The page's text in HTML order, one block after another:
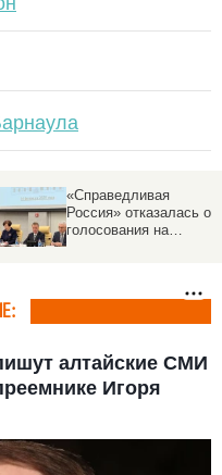
«Справедливая
Россия» отказалась от
голосования на
алтайские СМИ
Игоря